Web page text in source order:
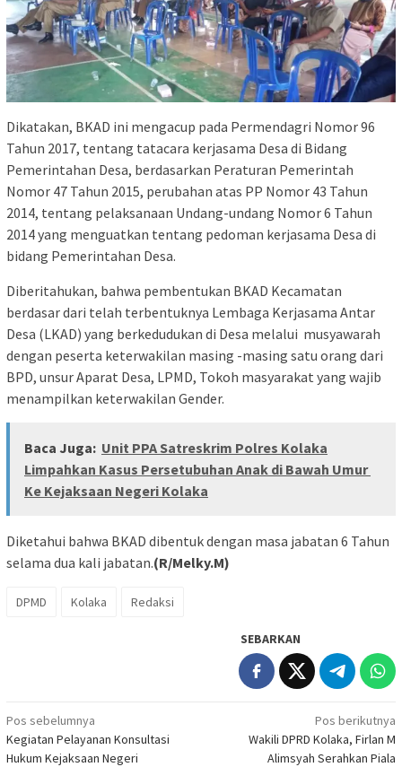
Dikatakan, BKAD ini mengacup pada Permendagri Nomor 96
Tahun 2017, tentang tatacara kerjasama Desa di Bidang
Pemerintahan Desa, berdasarkan Peraturan Pemerintah
Nomor 47 Tahun 2015, perubahan atas PP Nomor 43 Tahun
2014, tentang pelaksanaan Undang-undang Nomor 6 Tahun
2014 yang menguatkan tentang pedoman kerjasama Desa di
bidang Pemerintahan Desa.
Diberitahukan, bahwa pembentukan BKAD Kecamatan
berdasar dari telah terbentuknya Lembaga Kerjasama Antar
Desa (LKAD) yang berkedudukan di Desa melalui musyawarah
dengan peserta keterwakilan masing -masing satu orang dari
BPD, unsur Aparat Desa, LPMD, Tokoh masyarakat yang wajib
menampilkan keterwakilan Gender.
Baca Juga: Unit PPA Satreskrim Polres Kolaka
Limpahkan Kasus Persetubuhan Anak di Bawah Umur
Ke Kejaksaan Negeri Kolaka
Diketahui bahwa BKAD dibentuk dengan masa jabatan 6 Tahun
selama dua kali jabatan.(R/Melky.M)
DPMD Kolaka Redaksi
SEBARKAN
Navigasi
pos
Pos sebelumnya
Kegiatan Pelayanan Konsultasi
Hukum Kejaksaan Negeri
Pos berikutnya
Wakili DPRD Kolaka, Firlan M
Alimsyah Serahkan Piala